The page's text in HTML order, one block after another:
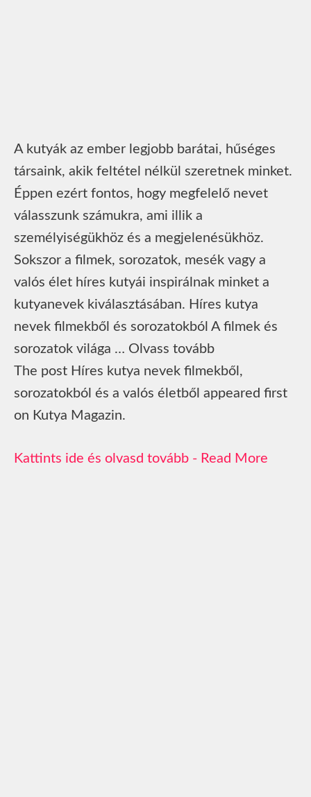
A kutyák az ember legjobb barátai, hűséges
társaink, akik feltétel nélkül szeretnek minket.
Éppen ezért fontos, hogy megfelelő nevet
válasszunk számukra, ami illik a
személyiségükhöz és a megjelenésükhöz.
Sokszor a filmek, sorozatok, mesék vagy a
valós élet híres kutyái inspirálnak minket a
kutyanevek kiválasztásában. Híres kutya
nevek filmekből és sorozatokból A filmek és
sorozatok világa … Olvass tovább
The post Híres kutya nevek filmekből,
sorozatokból és a valós életből appeared first
on Kutya Magazin.
Read More